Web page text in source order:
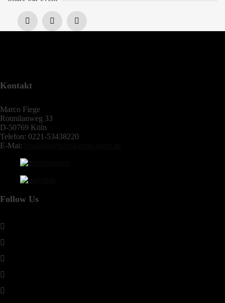
Kontakt
Marco Fiege
Rotmilanweg 33
D-50769 Köln
Telefon: 0221-53438220
E-Mai:
Follow Us